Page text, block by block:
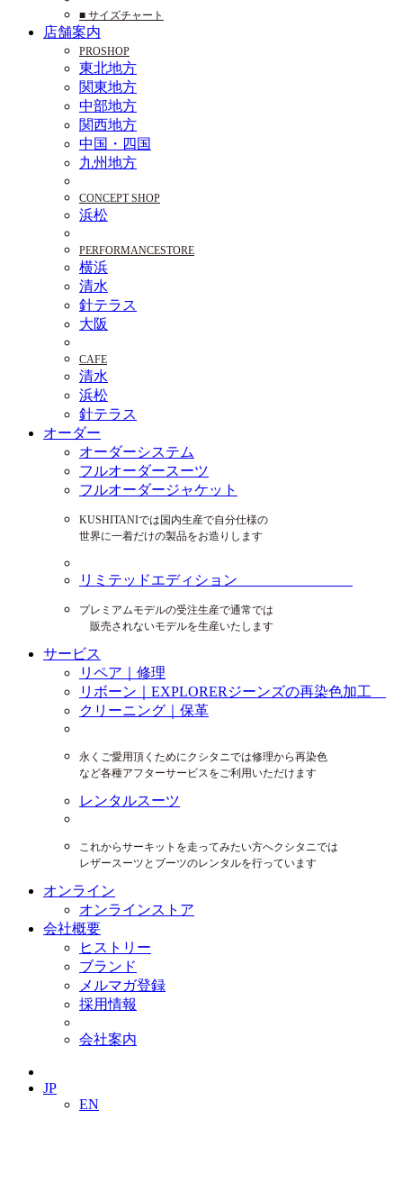
■ サイズチャート
店舗案内
PROSHOP
東北地方
関東地方
中部地方
関西地方
中国・四国
九州地方
CONCEPT SHOP
浜松
PERFORMANCESTORE
横浜
清水
針テラス
大阪
CAFE
清水
浜松
針テラス
オーダー
オーダーシステム
フルオーダースーツ
フルオーダージャケット
KUSHITANIでは国内生産で自分仕様の
世界に一着だけの製品をお造りします
リミテッドエディション
プレミアムモデルの受注生産で通常では
販売されないモデルを生産いたします
サービス
リペア｜修理
リボーン｜EXPLORERジーンズの再染色加工
クリーニング｜保革
永くご愛用頂くためにクシタニでは修理から再染色
など各種アフターサービスをご利用いただけます
レンタルスーツ
これからサーキットを走ってみたい方へクシタニでは
レザースーツとブーツのレンタルを行っています
オンライン
オンラインストア
会社概要
ヒストリー
ブランド
メルマガ登録
採用情報
会社案内
JP
EN